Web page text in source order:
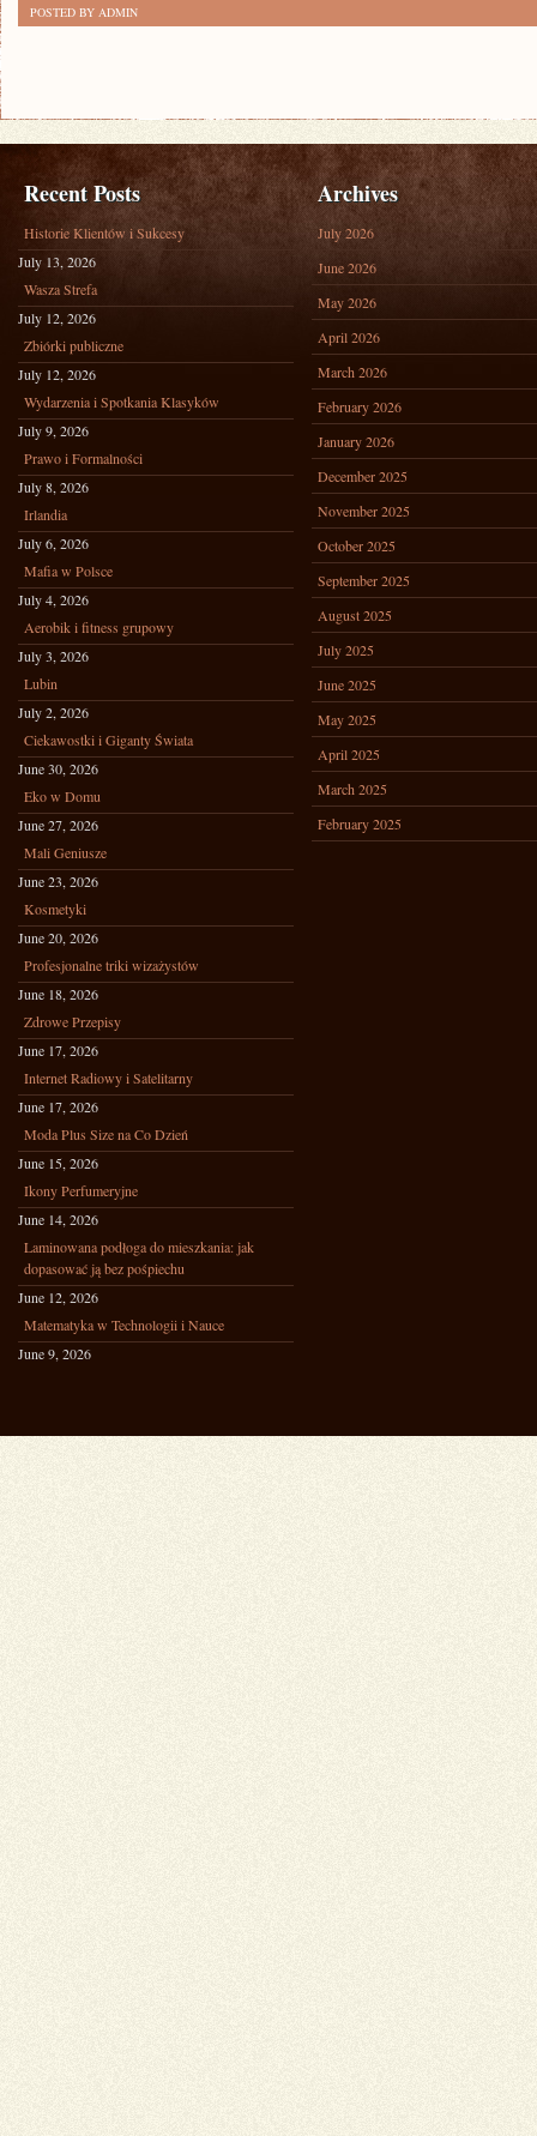
POSTED BY ADMIN
Recent Posts
Historie Klientów i Sukcesy
July 13, 2026
Wasza Strefa
July 12, 2026
Zbiórki publiczne
July 12, 2026
Wydarzenia i Spotkania Klasyków
July 9, 2026
Prawo i Formalności
July 8, 2026
Irlandia
July 6, 2026
Mafia w Polsce
July 4, 2026
Aerobik i fitness grupowy
July 3, 2026
Lubin
July 2, 2026
Ciekawostki i Giganty Świata
June 30, 2026
Eko w Domu
June 27, 2026
Mali Geniusze
June 23, 2026
Kosmetyki
June 20, 2026
Profesjonalne triki wizażystów
June 18, 2026
Zdrowe Przepisy
June 17, 2026
Internet Radiowy i Satelitarny
June 17, 2026
Moda Plus Size na Co Dzień
June 15, 2026
Ikony Perfumeryjne
June 14, 2026
Laminowana podłoga do mieszkania: jak
dopasować ją bez pośpiechu
June 12, 2026
Matematyka w Technologii i Nauce
June 9, 2026
Archives
July 2026
June 2026
May 2026
April 2026
March 2026
February 2026
January 2026
December 2025
November 2025
October 2025
September 2025
August 2025
July 2025
June 2025
May 2025
April 2025
March 2025
February 2025